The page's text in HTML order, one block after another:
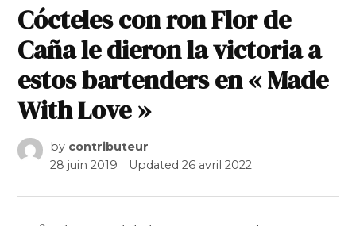
Cócteles con ron Flor de
Caña le dieron la victoria a
estos bartenders en « Made
With Love »
by contributeur
28 juin 2019
Updated26 avril 2022